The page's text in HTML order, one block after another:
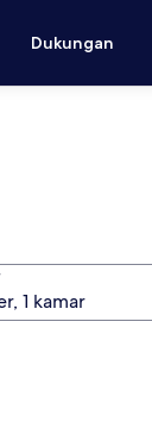
Dukungan